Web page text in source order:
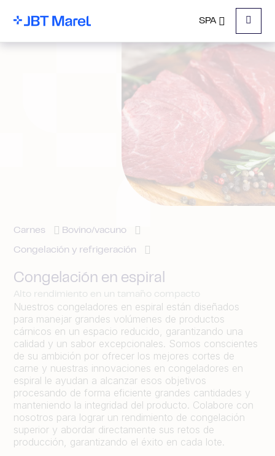
SPA
Menu
Carnes Bovino/vacuno
Congelación y refrigeración
Congelación en espiral
Alto rendimiento en un tamaño compacto
Nuestros congeladores en espiral están diseñados
para manejar grandes volúmenes de productos
cárnicos en un espacio reducido, garantizando una
calidad y un sabor excepcionales. Somos conscientes
de su ambición por ofrecer los mejores cortes de
carne y nuestras innovaciones en congeladores en
espiral le ayudan a alcanzar esos objetivos
procesando de forma eficiente grandes cantidades y
manteniendo la integridad del producto. Colabore con
nosotros para lograr un rendimiento de congelación
superior y abordar directamente sus retos de
producción, garantizando el éxito en cada lote.